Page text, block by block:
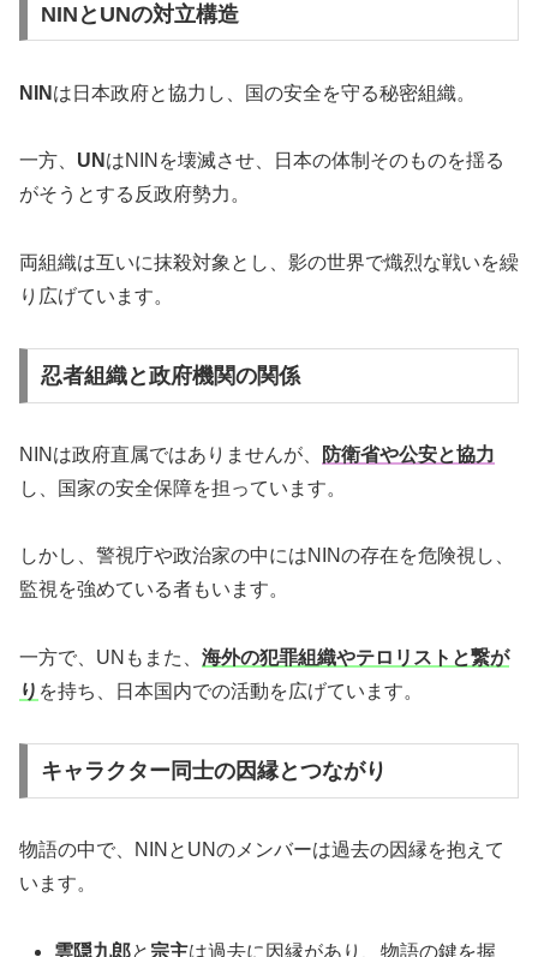
NINとUNの対立構造
NIN は日本政府と協力し、国の安全を守る秘密組織。
一方、 UN はNINを壊滅させ、日本の体制そのものを揺る
がそうとする反政府勢力。
両組織は互いに抹殺対象とし、影の世界で熾烈な戦いを繰
り広げています。
忍者組織と政府機関の関係
NINは政府直属ではありませんが、
防衛省や公安と協力
し、国家の安全保障を担っています。
しかし、警視庁や政治家の中にはNINの存在を危険視し、
監視を強めている者もいます。
一方で、UNもまた、 海外の犯罪組織やテロリストと繋が
り を持ち、日本国内での活動を広げています。
キャラクター同士の因縁とつながり
物語の中で、NINとUNのメンバーは過去の因縁を抱えて
います。
雲隠九郎と 宗主は過去に因縁があり、物語の鍵を握